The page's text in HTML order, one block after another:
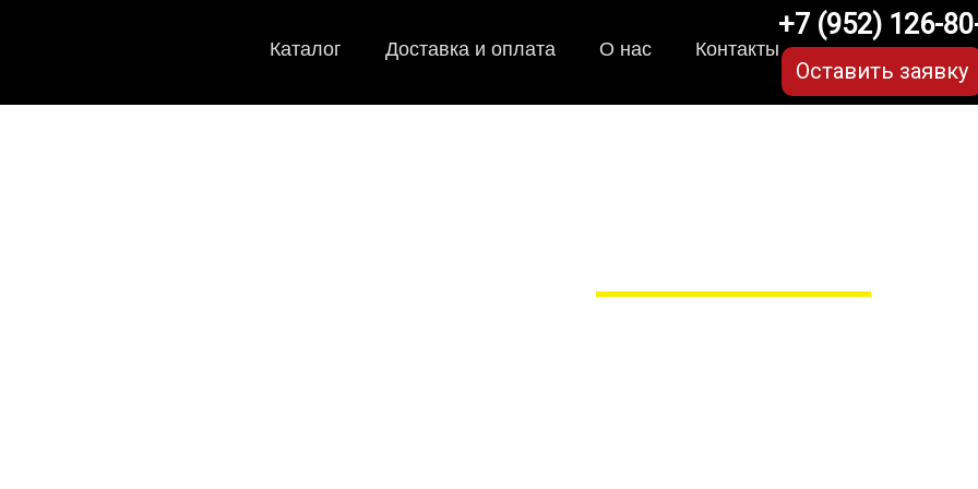
Каталог Доставка и оплата О нас Контакты
+7 (952) 126-
Оставить заявку